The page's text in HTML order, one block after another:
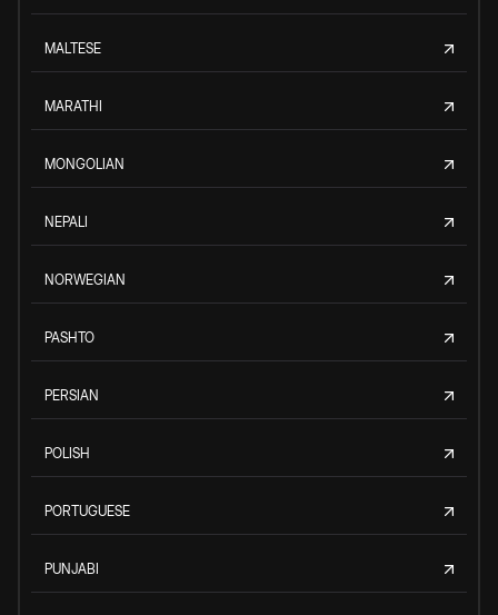
MALTESE
MARATHI
MONGOLIAN
NEPALI
NORWEGIAN
PASHTO
PERSIAN
POLISH
PORTUGUESE
PUNJABI